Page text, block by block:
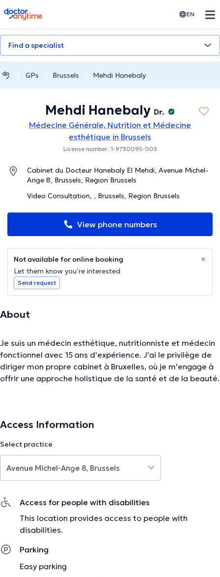
doctoranytime EN
Find a specialist
GPs Brussels Mehdi Hanebaly
Mehdi Hanebaly Dr.
Médecine Générale, Nutrition et Médecine
esthétique in Brussels
License number: 1-9730095-003
Cabinet du Docteur Hanebaly El Mehdi, Avenue Michel-
Ange 8, Brussels, Region Brussels
Video Consultation, , Brussels, Region Brussels
View phone numbers
Not available for online booking
Let them know you’re interested
Send request
About
Je suis un médecin esthétique, nutritionniste et médecin
fonctionnel avec 15 ans d'expérience. J'ai le privilège de
diriger mon propre cabinet à Bruxelles, où je m'engage à
offrir une approche holistique de la santé et de la beauté.
optimiser votre bien-être global. Que vous souhaitiez
sain ou traiter des problèmes de santé spécifiques, je
adaptées à vos besoins uniques.
The description was edited by the doctoranytime team, based on verified
information.
Access Information
Select practice
Access for people with disabilities
This location provides access to people with
disabilities.
Parking
Easy parking